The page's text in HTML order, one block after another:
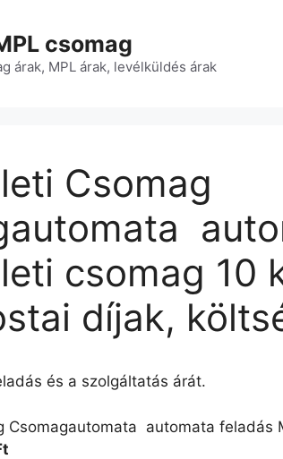
csomag
árak, MPL árak, levélküldés árak
Csomag

csomag 10
díjak,
és a szolgáltatás árát.
Csomagautomata  automata feladás